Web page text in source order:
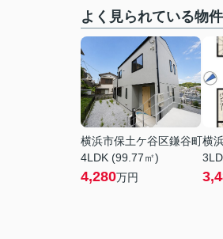
よく見られている物件
横浜市保土ケ谷区鎌谷町
4LDK (99.77㎡)
4,280万円
横